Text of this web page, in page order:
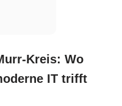
Kreis: Wo
IT trifft